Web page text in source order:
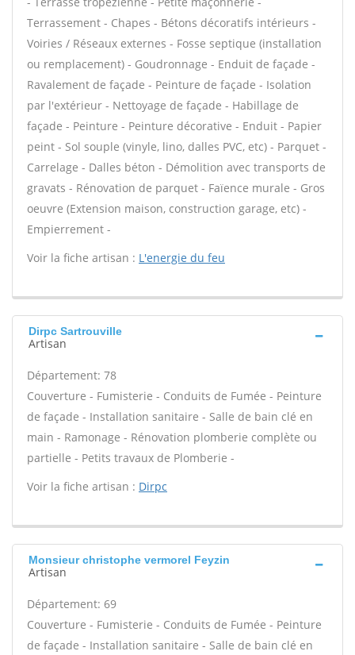
Terrassement - Chapes - Bétons décoratifs intérieurs -
Voiries / Réseaux externes - Fosse septique (installation
ou remplacement) - Goudronnage - Enduit de façade -
Ravalement de façade - Peinture de façade - Isolation
par l'extérieur - Nettoyage de façade - Habillage de
façade - Peinture - Peinture décorative - Enduit - Papier
peint - Sol souple (vinyle, lino, dalles PVC, etc) - Parquet -
Carrelage - Dalles béton - Démolition avec transports de
gravats - Rénovation de parquet - Faïence murale - Gros
oeuvre (Extension maison, construction garage, etc) -
Empierrement -
Voir la fiche artisan : L'energie du feu
Dirpc Sartrouville
Artisan
Département: 78
Couverture - Fumisterie - Conduits de Fumée - Peinture
de façade - Installation sanitaire - Salle de bain clé en
main - Ramonage - Rénovation plomberie complète ou
partielle - Petits travaux de Plomberie -
Voir la fiche artisan : Dirpc
Monsieur christophe vermorel Feyzin
Artisan
Département: 69
Couverture - Fumisterie - Conduits de Fumée - Peinture
de façade - Installation sanitaire - Salle de bain clé en